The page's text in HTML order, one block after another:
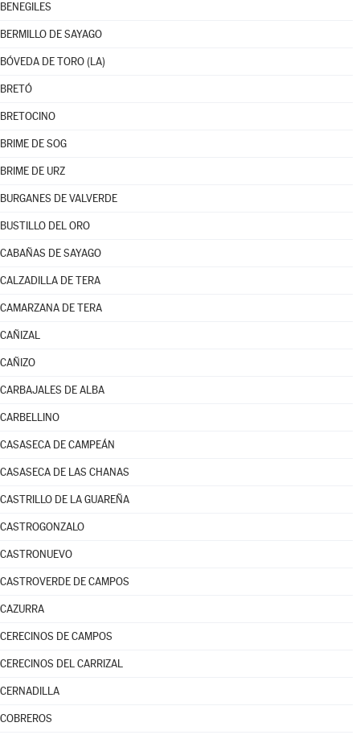
BENEGILES
BERMILLO DE SAYAGO
BÓVEDA DE TORO (LA)
BRETÓ
BRETOCINO
BRIME DE SOG
BRIME DE URZ
BURGANES DE VALVERDE
BUSTILLO DEL ORO
CABAÑAS DE SAYAGO
CALZADILLA DE TERA
CAMARZANA DE TERA
CAÑIZAL
CAÑIZO
CARBAJALES DE ALBA
CARBELLINO
CASASECA DE CAMPEÁN
CASASECA DE LAS CHANAS
CASTRILLO DE LA GUAREÑA
CASTROGONZALO
CASTRONUEVO
CASTROVERDE DE CAMPOS
CAZURRA
CERECINOS DE CAMPOS
CERECINOS DEL CARRIZAL
CERNADILLA
COBREROS